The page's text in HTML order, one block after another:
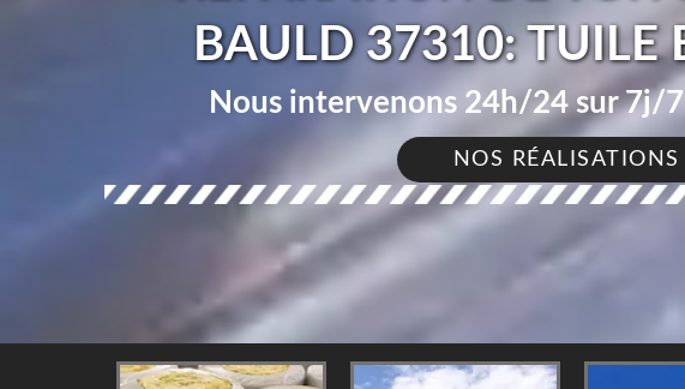
BAULD 37310: TUILE
Nous intervenons 24h/24 sur 7j/
NOS RÉALISATIONS